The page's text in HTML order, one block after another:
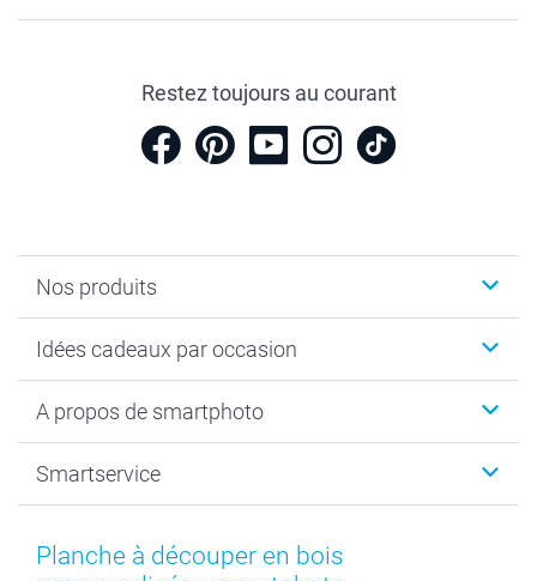
Restez toujours au courant
Nos produits
Calendrier photo & Agenda photo
Tirage photo & agrandissement
Faire-part & Cartes
Coques smartphone
Stickers & Etiquettes
Idées cadeaux par occasion
Anniversaire
Naissance & baptême
Fête des Mères
Fête des Pères
A propos de smartphoto
Plan du site
Droit de rétraction
Plaintes
Smartservice
Aide
smartbonus
Planche à découper en bois